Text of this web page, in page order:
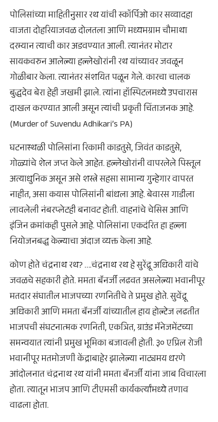
पोलिसांच्या माहितीनुसार रथ यांची स्कॉर्पिओ कार सव्वादहा
वाजता दोहरियाजवळ दोलतला आणि मध्यमग्राम चौमाथा
दरम्यान त्याची कार अडवण्यात आली. त्यानंतर मोटार
सायकवरुन आलेल्या हल्लेखोरांनी रथ यांच्यावर जवळून
गोळीबार केला. त्यानंतर संशयित पळून गेले. कारचा चालक
बुद्धदेव बेरा हेही जखमी झाले. त्यांना हॉस्पिटलमध्ये उपचारास
दाखल करण्यात आली असून त्यांची प्रकृती चिंताजनक आहे.
(Murder of Suvendu Adhikari’s PA)
घटनास्थळी पोलिसांना रिकामी काडतुसे, जिवंत काडतुसे,
गोळ्यांचे शेल जप्त केले आहेत. हल्लेखोरांनी वापरलेले पिस्तूल
अत्याधुनिक असून असे शस्त्रे सहसा सामान्य गुन्हेगार वापरत
नाहीत, असा कयास पोलिसांनी बांधला आहे. बेवारस गाडीला
लावलेली नंबरप्लेटही बनावट होती. वाहनांचे चेसिस आणि
इंजिन क्रमांकही पुसले आहे. पोलिसांना एकदंरित हा हल्ला
नियोजनबद्ध केल्याचा अंदाज व्यक्त केला आहे.
कोण होते चंद्रनाथ रथ? ….चंद्रनाथ रथ हे सुरेंद्रू अधिकारी यांचे
जवळचे सहकारी होते. ममता बॅनर्जी लढवत असलेल्या भवानीपूर
मतदार संघातील भाजपच्या रणनितीचे ते प्रमुख होते. सुवेंद्रू
अधिकारी आणि ममता बॅनर्जी यांच्यातील हाय होल्टेज लढतीत
भाजपची संघटनात्मक रणनिती, एकत्रित, ग्राउंड मॅनेजमेंटच्या
समन्वयात त्यांनी प्रमुख भूमिका बजावली होती. ३० एप्रिल रोजी
भवानीपूर मतमोजणी केंद्राबाहेर झालेल्या नाट्यमय धरणे
आंदोलनात चंद्रनाथ रथ यांनी ममता बॅनर्जी यांना जाब विचारला
होता. त्यातून भाजप आणि टीएमसी कार्यकर्त्यांमध्ये तणाव
वाढला होता.